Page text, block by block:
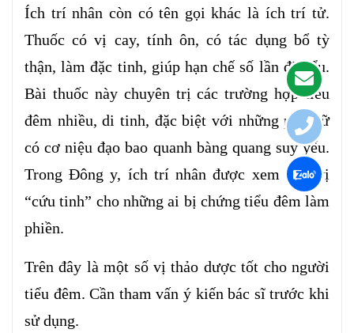
Ích trí nhân còn có tên gọi khác là ích trí tử.
Thuốc có vị cay, tính ôn, có tác dụng bổ tỳ
thận, làm đặc tinh, giúp hạn chế số lần đi tiểu.
Bài thuốc này chuyên trị các trường hợp tiểu
đêm nhiều, di tinh, đặc biệt với những phụ nữ
có cơ niệu đạo bao quanh bàng quang suy yếu.
Trong Đông y, ích trí nhân được xem như vị
“cứu tinh” cho những ai bị chứng tiểu đêm làm
phiền.
Trên đây là một số vị thảo dược tốt cho người
tiểu đêm. Cần tham vấn ý kiến bác sĩ trước khi
sử dụng.